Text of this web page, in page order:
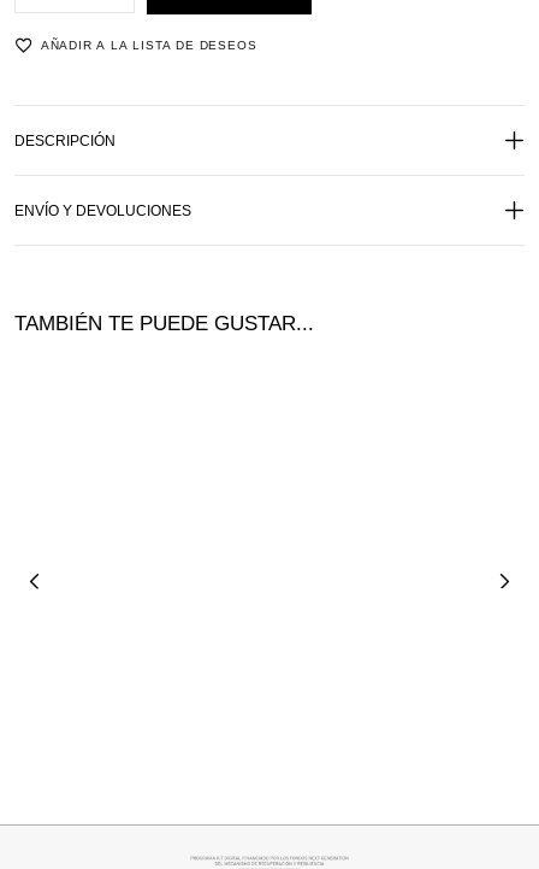
AÑADIR A LA LISTA DE DESEOS
DESCRIPCIÓN
ENVÍO Y DEVOLUCIONES
TAMBIÉN TE PUEDE GUSTAR...